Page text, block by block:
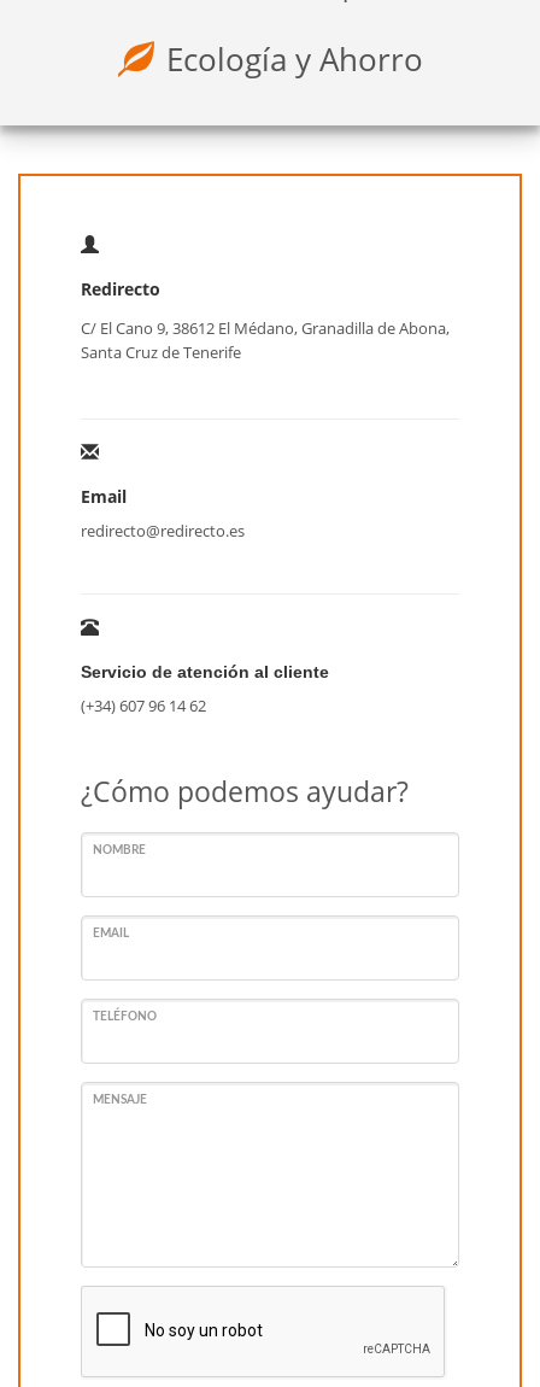
Ecología y Ahorro
Redirecto
C/ El Cano 9, 38612 El Médano, Granadilla de Abona,
Santa Cruz de Tenerife
Email
redirecto@redirecto.es
Servicio de atención al cliente
(+34) 607 96 14 62
¿Cómo podemos ayudar?
NOMBRE
EMAIL
TELÉFONO
MENSAJE